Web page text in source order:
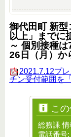
御代田町新型
以上」までに
～ 個別接種は
26日（月）か
2021.7.12プ
チン受付範囲を
こ
総務課
電話番号: